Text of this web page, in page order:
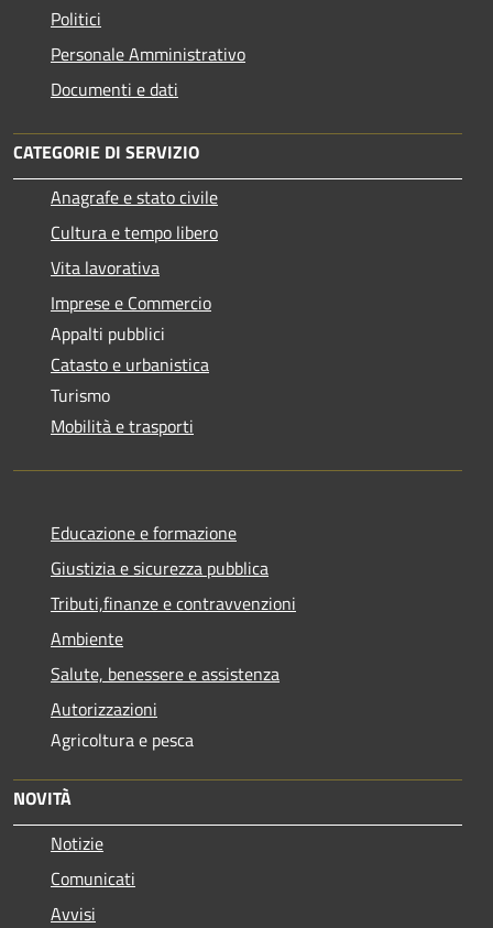
Politici
Personale Amministrativo
Documenti e dati
CATEGORIE DI SERVIZIO
Anagrafe e stato civile
Cultura e tempo libero
Vita lavorativa
Imprese e Commercio
Appalti pubblici
Catasto e urbanistica
Turismo
Mobilità e trasporti
Educazione e formazione
Giustizia e sicurezza pubblica
Tributi,finanze e contravvenzioni
Ambiente
Salute, benessere e assistenza
Autorizzazioni
Agricoltura e pesca
NOVITÀ
Notizie
Comunicati
Avvisi